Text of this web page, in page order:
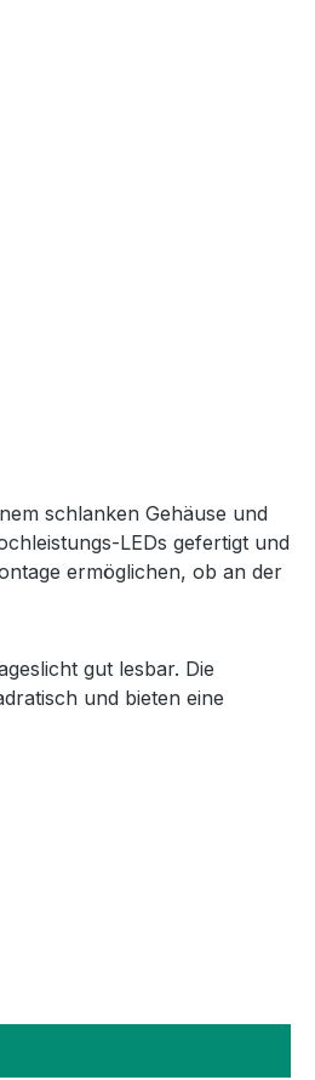
schlanken Gehäuse und
LEDs gefertigt und
ermöglichen, ob an der
gut lesbar. Die
und bieten eine